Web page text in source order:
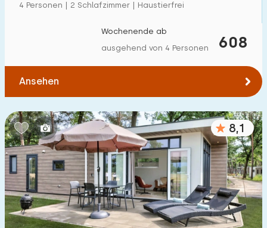
€ 0 — € 1000+
Mindestanzahl
Schlafzimmern:
1 2 3 4 5
Badezimmer:
1 2 3 4 5
4 Personen | 2 Schlafzimmer | Haustierfrei
608
Wochenende ab
ausgehend von 4 Personen
Ansehen
8,1